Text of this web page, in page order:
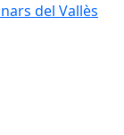
del Vallès